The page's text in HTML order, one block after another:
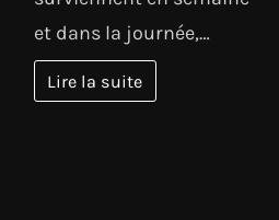
et dans la journée,…
Lire la suite